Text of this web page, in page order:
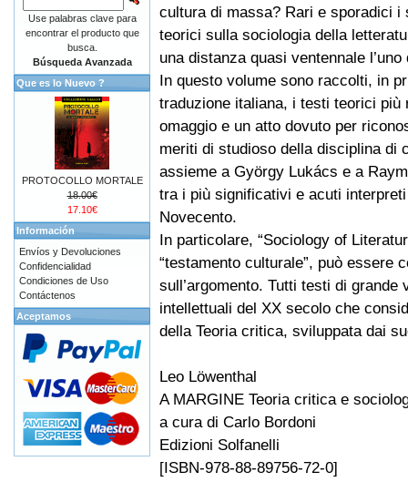
cultura di massa? Rari e sporadici i
teorici sulla sociologia della
una distanza quasi ventennale l’uno
In questo volume sono raccolti, in
traduzione italiana, i testi teorici più
omaggio e un atto dovuto per
meriti di studioso della disciplina di
assieme a György Lukács e a
tra i più significativi e acuti
Novecento.
In particolare, “Sociology of
“testamento culturale”, può essere
sull’argomento. Tutti testi di
intellettuali del XX secolo che
della Teoria critica, sviluppata dai
Leo Löwenthal
A MARGINE Teoria critica e
a cura di Carlo Bordoni
Edizioni Solfanelli
[ISBN-978-88-89756-72-0]
Use palabras clave para
encontrar el producto que
busca.
Búsqueda Avanzada
Que es lo Nuevo ?
PROTOCOLLO MORTALE
18.00€
17.10€
Información
Envíos y Devoluciones
Confidencialidad
Condiciones de Uso
Contáctenos
Aceptamos